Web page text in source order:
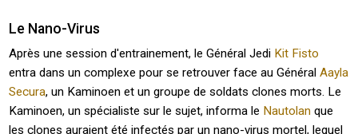
Le Nano-Virus
Après une session d'entrainement, le Général Jedi Kit Fisto
entra dans un complexe pour se retrouver face au GénéralAayla
Secura, un Kaminoen et un groupe de soldats clones morts. Le
Kaminoen, un spécialiste sur le sujet, informa le Nautolan que
les clones auraient été infectés par un nano-virus mortel, lequel